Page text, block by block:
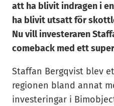
att ha blivit indragen i
ha blivit utsatt för
Nu vill investeraren
comeback med ett
Staffan Bergqvist blev
regionen bland annat
investeringar i